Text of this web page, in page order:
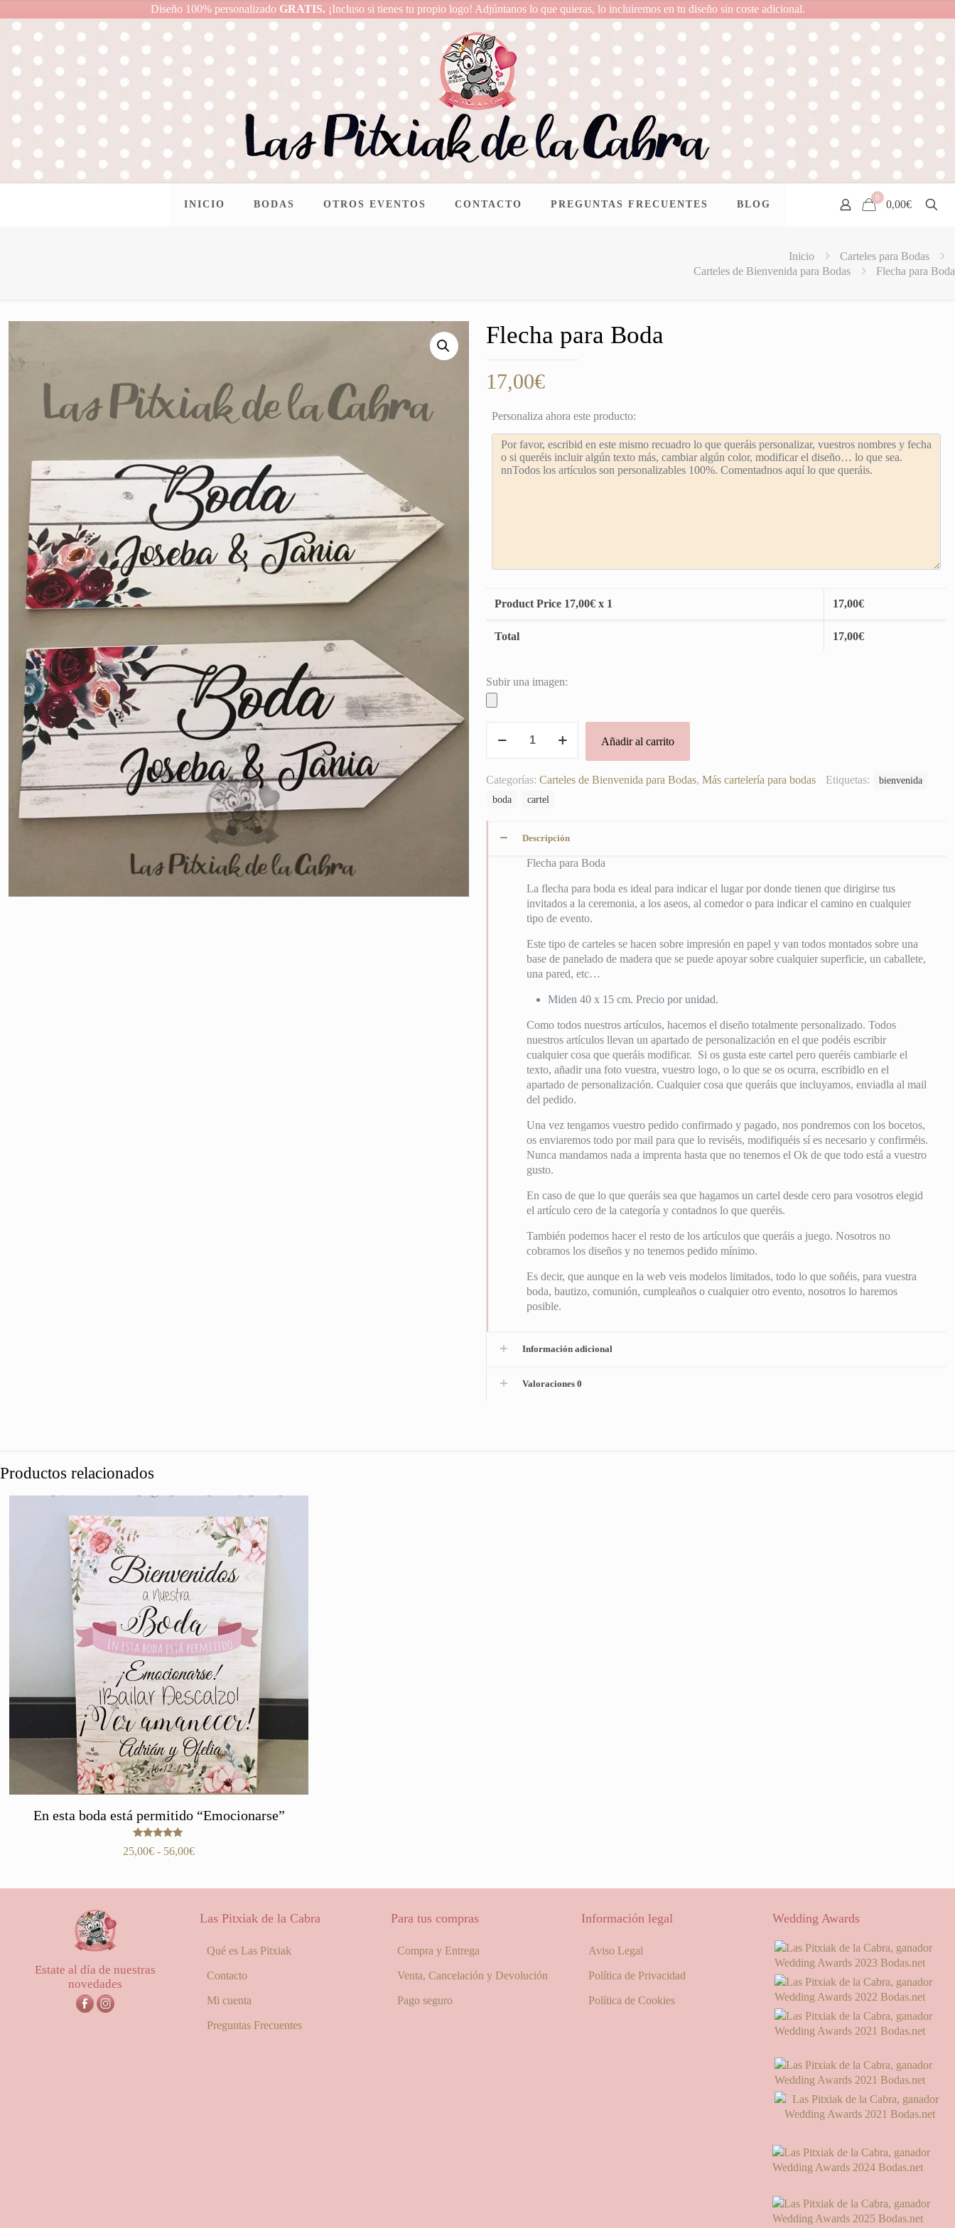
Diseño 100% personalizado GRATIS. ¡Incluso si tienes tu propio logo! Adjúntanos lo que quieras, lo incluiremos en tu diseño sin coste adicional.
INICIO BODAS OTROS EVENTOS CONTACTO PREGUNTAS FRECUENTES BLOG
0
0,00€
Inicio
Carteles para Bodas
Carteles de Bienvenida para Bodas
Flecha para Boda
Flecha para Boda
17,00€
Personaliza ahora este producto:
Product Price 17,00€ x 1 17,00€
Total 17,00€
Subir una imagen:
para
cantidad
Añadir al carrito
Categorías: Carteles de Bienvenida para Bodas, Más cartelería para bodas Etiquetas:
bienvenida
boda
cartel
Descripción
Flecha para Boda
La flecha para boda es ideal para indicar el lugar por donde tienen que dirigirse tus
invitados a la ceremonia, a los aseos, al comedor o para indicar el camino en cualquier
tipo de evento.
Este tipo de carteles se hacen sobre impresión en papel y van todos montados sobre una
base de panelado de madera que se puede apoyar sobre cualquier superficie, un caballete,
una pared, etc…
Miden 40 x 15 cm. Precio por unidad.
Como todos nuestros artículos, hacemos el diseño totalmente personalizado. Todos
nuestros artículos llevan un apartado de personalización en el que podéis escribir
cualquier cosa que queráis modificar. Si os gusta este cartel pero queréis cambiarle el
texto, añadir una foto vuestra, vuestro logo, o lo que se os ocurra, escribidlo en el
apartado de personalización. Cualquier cosa que queráis que incluyamos, enviadla al mail
del pedido.
Una vez tengamos vuestro pedido confirmado y pagado, nos pondremos con los bocetos,
os enviaremos todo por mail para que lo reviséis, modifiquéis sí es necesario y confirméis.
Nunca mandamos nada a imprenta hasta que no tenemos el Ok de que todo está a vuestro
gusto.
En caso de que lo que queráis sea que hagamos un cartel desde cero para vosotros elegid
el artículo cero de la categoría y contadnos lo que queréis.
También podemos hacer el resto de los artículos que queráis a juego. Nosotros no
cobramos los diseños y no tenemos pedido mínimo.
Es decir, que aunque en la web veis modelos limitados, todo lo que soñéis, para vuestra
boda, bautizo, comunión, cumpleaños o cualquier otro evento, nosotros lo haremos
posible.
Información adicional
Valoraciones 0
Productos relacionados
En esta boda está permitido “Emocionarse”
Valorado
con
25,00€ - 56,00€Rango
hasta
Estate al día de nuestras
novedades
Las Pitxiak de la Cabra
Qué es Las Pitxiak
Contacto
Mi cuenta
Preguntas Frecuentes
Para tus compras
Compra y Entrega
Venta, Cancelación y Devolución
Pago seguro
Información legal
Aviso Legal
Política de Privacidad
Política de Cookies
Wedding Awards